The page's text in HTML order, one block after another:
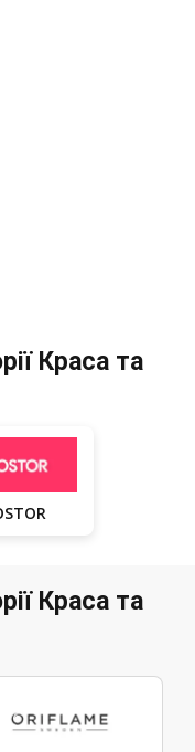
Краса та
Краса та